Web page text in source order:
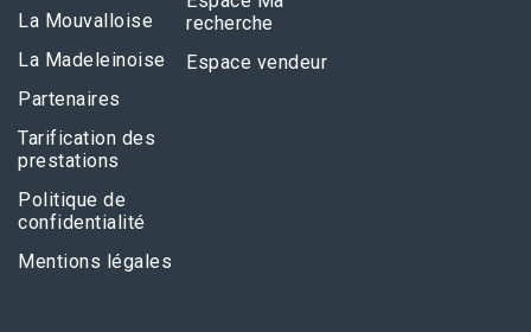
La Mouvalloise
La Madeleinoise
Partenaires
Tarification des
prestations
Politique de
confidentialité
Mentions légales
recherche
Espace vendeur